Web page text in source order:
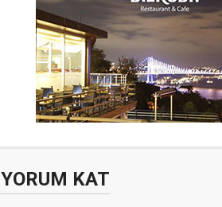
YORUM KAT